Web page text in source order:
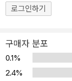
로그인하기
구매자 분포
0.1%
2.4%